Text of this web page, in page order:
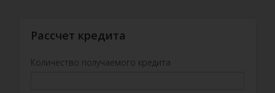
Рассчет кредита
Количество получаемого кредита